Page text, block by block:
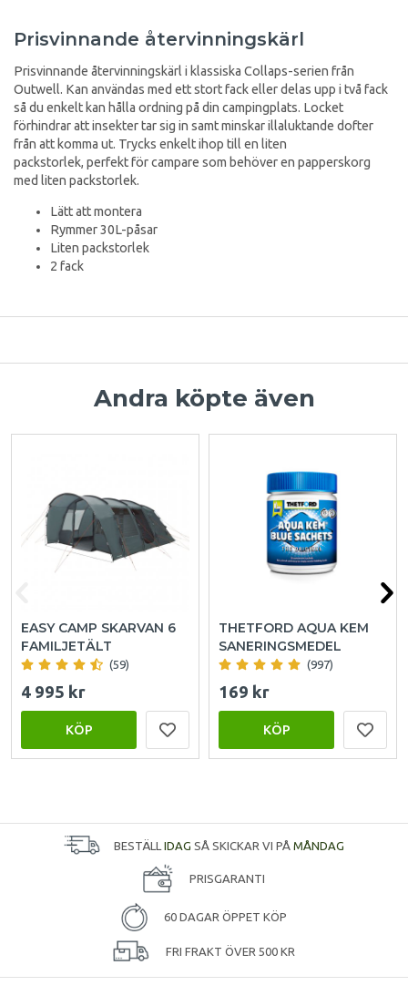
Prisvinnande återvinningskärl
Prisvinnande återvinningskärl i klassiska Collaps-serien från
Outwell. Kan användas med ett stort fack eller delas upp i två fack
så du enkelt kan hålla ordning på din campingplats. Locket
förhindrar att insekter tar sig in samt minskar illaluktande dofter
från att komma ut. Trycks enkelt ihop till en liten
packstorlek, perfekt för campare som behöver en papperskorg
med liten packstorlek.
Lätt att montera
Rymmer 30L-påsar
Liten packstorlek
2 fack
Andra köpte även
EASY CAMP SKARVAN 6
FAMILJETÄLT
(59)
4 995 kr
KÖP
THETFORD AQUA KEM
SANERINGSMEDEL
(997)
169 kr
KÖP
BESTÄLL IDAG SÅ SKICKAR VI PÅ MÅNDAG
PRISGARANTI
60 DAGAR ÖPPET KÖP
FRI FRAKT ÖVER 500 KR